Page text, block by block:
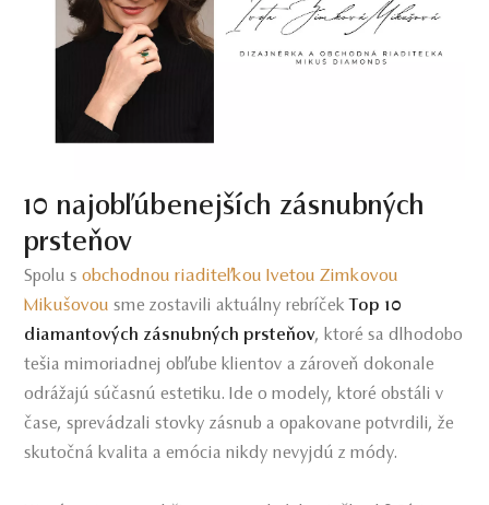
10 najobľúbenejších zásnubných
prsteňov
Spolu sobchodnou riaditeľkou Ivetou Zimkovou
Mikušovou sme zostavili aktuálny rebríček
Top 10
diamantových zásnubných prsteňov, ktoré sa dlhodobo
tešia mimoriadnej obľube klientov a zároveň dokonale
odrážajú súčasnú estetiku. Ide o modely, ktoré obstáli v
čase, sprevádzali stovky zásnub a opakovane potvrdili, že
skutočná kvalita a emócia nikdy nevyjdú z módy.